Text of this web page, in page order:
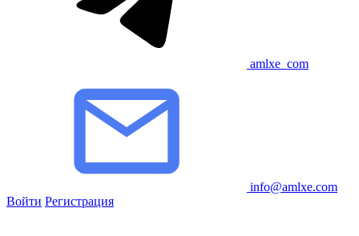
amlxe_com
info@amlxe.com
Войти Регистрация